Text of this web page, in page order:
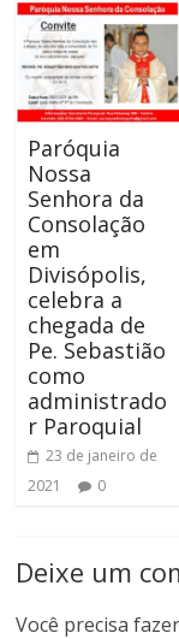
Paróquia
Nossa
Senhora da
Consolação
em
Divisópolis,
celebra a
chegada de
Pe. Sebastião
como
administrado
r Paroquial
23 de janeiro de
2021
0
Deixe um
Você precisa